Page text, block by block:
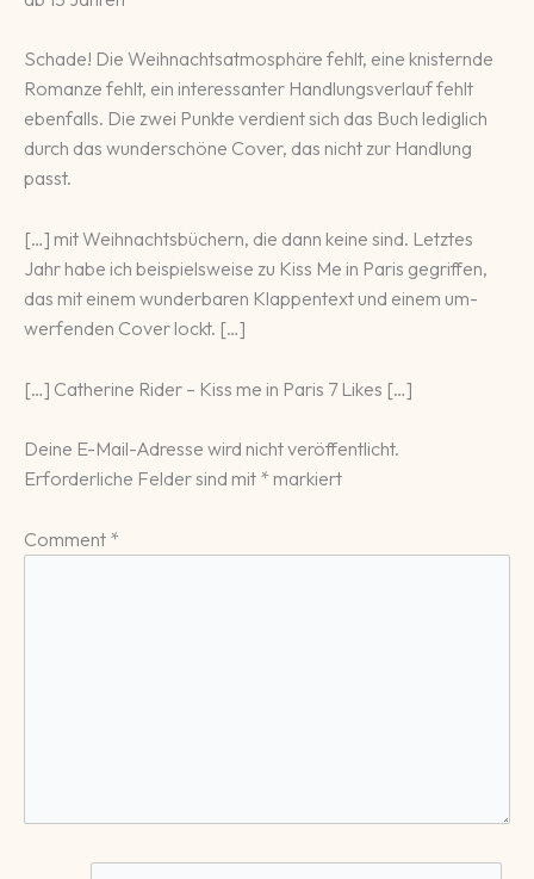
Schade! Die Weihnachtsatmosphäre fehlt, eine knisternde
Romanze fehlt, ein interessanter Handlungsverlauf fehlt
ebenfalls. Die zwei Punkte verdient sich das Buch lediglich
durch das wunderschöne Cover, das nicht zur Handlung
passt.
[…] mit Weih­nachts­bü­chern, die dann keine sind. Letztes
Jahr habe ich bei­spiels­wei­se zu Kiss Me in Paris ge­griffen,
das mit einem wun­der­ba­ren Klappen­text und ei­nem um­
werfen­den Cover lockt. […]
[…] Catherine Rider – Kiss me in Paris 7 Likes […]
Deine E-Mail-Adresse wird nicht veröffentlicht.
Erforderliche Felder sind mit * markiert
Comment *